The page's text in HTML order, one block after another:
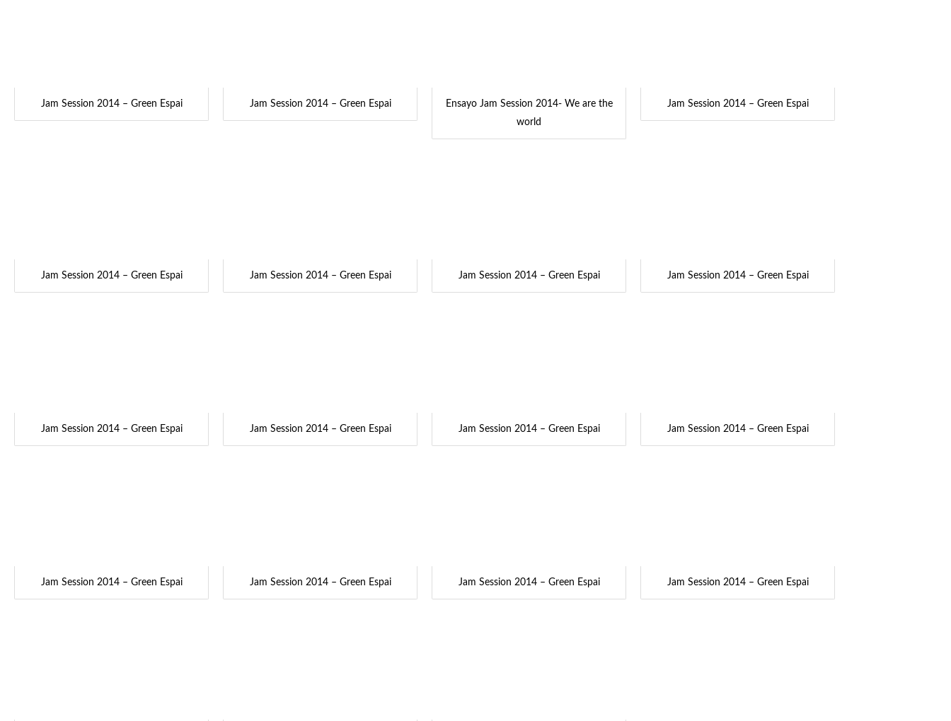
Jam Session 2014 – Green Espai Jam Session 2014 – Green Espai
Ensayo Jam Session 2014- We are the
world
Jam Session 2014 – Green Espai
Jam Session 2014 – Green Espai Jam Session 2014 – Green Espai Jam Session 2014 – Green Espai Jam Session 2014 – Green Espai
Jam Session 2014 – Green Espai Jam Session 2014 – Green Espai Jam Session 2014 – Green Espai Jam Session 2014 – Green Espai
Jam Session 2014 – Green Espai Jam Session 2014 – Green Espai Jam Session 2014 – Green Espai Jam Session 2014 – Green Espai